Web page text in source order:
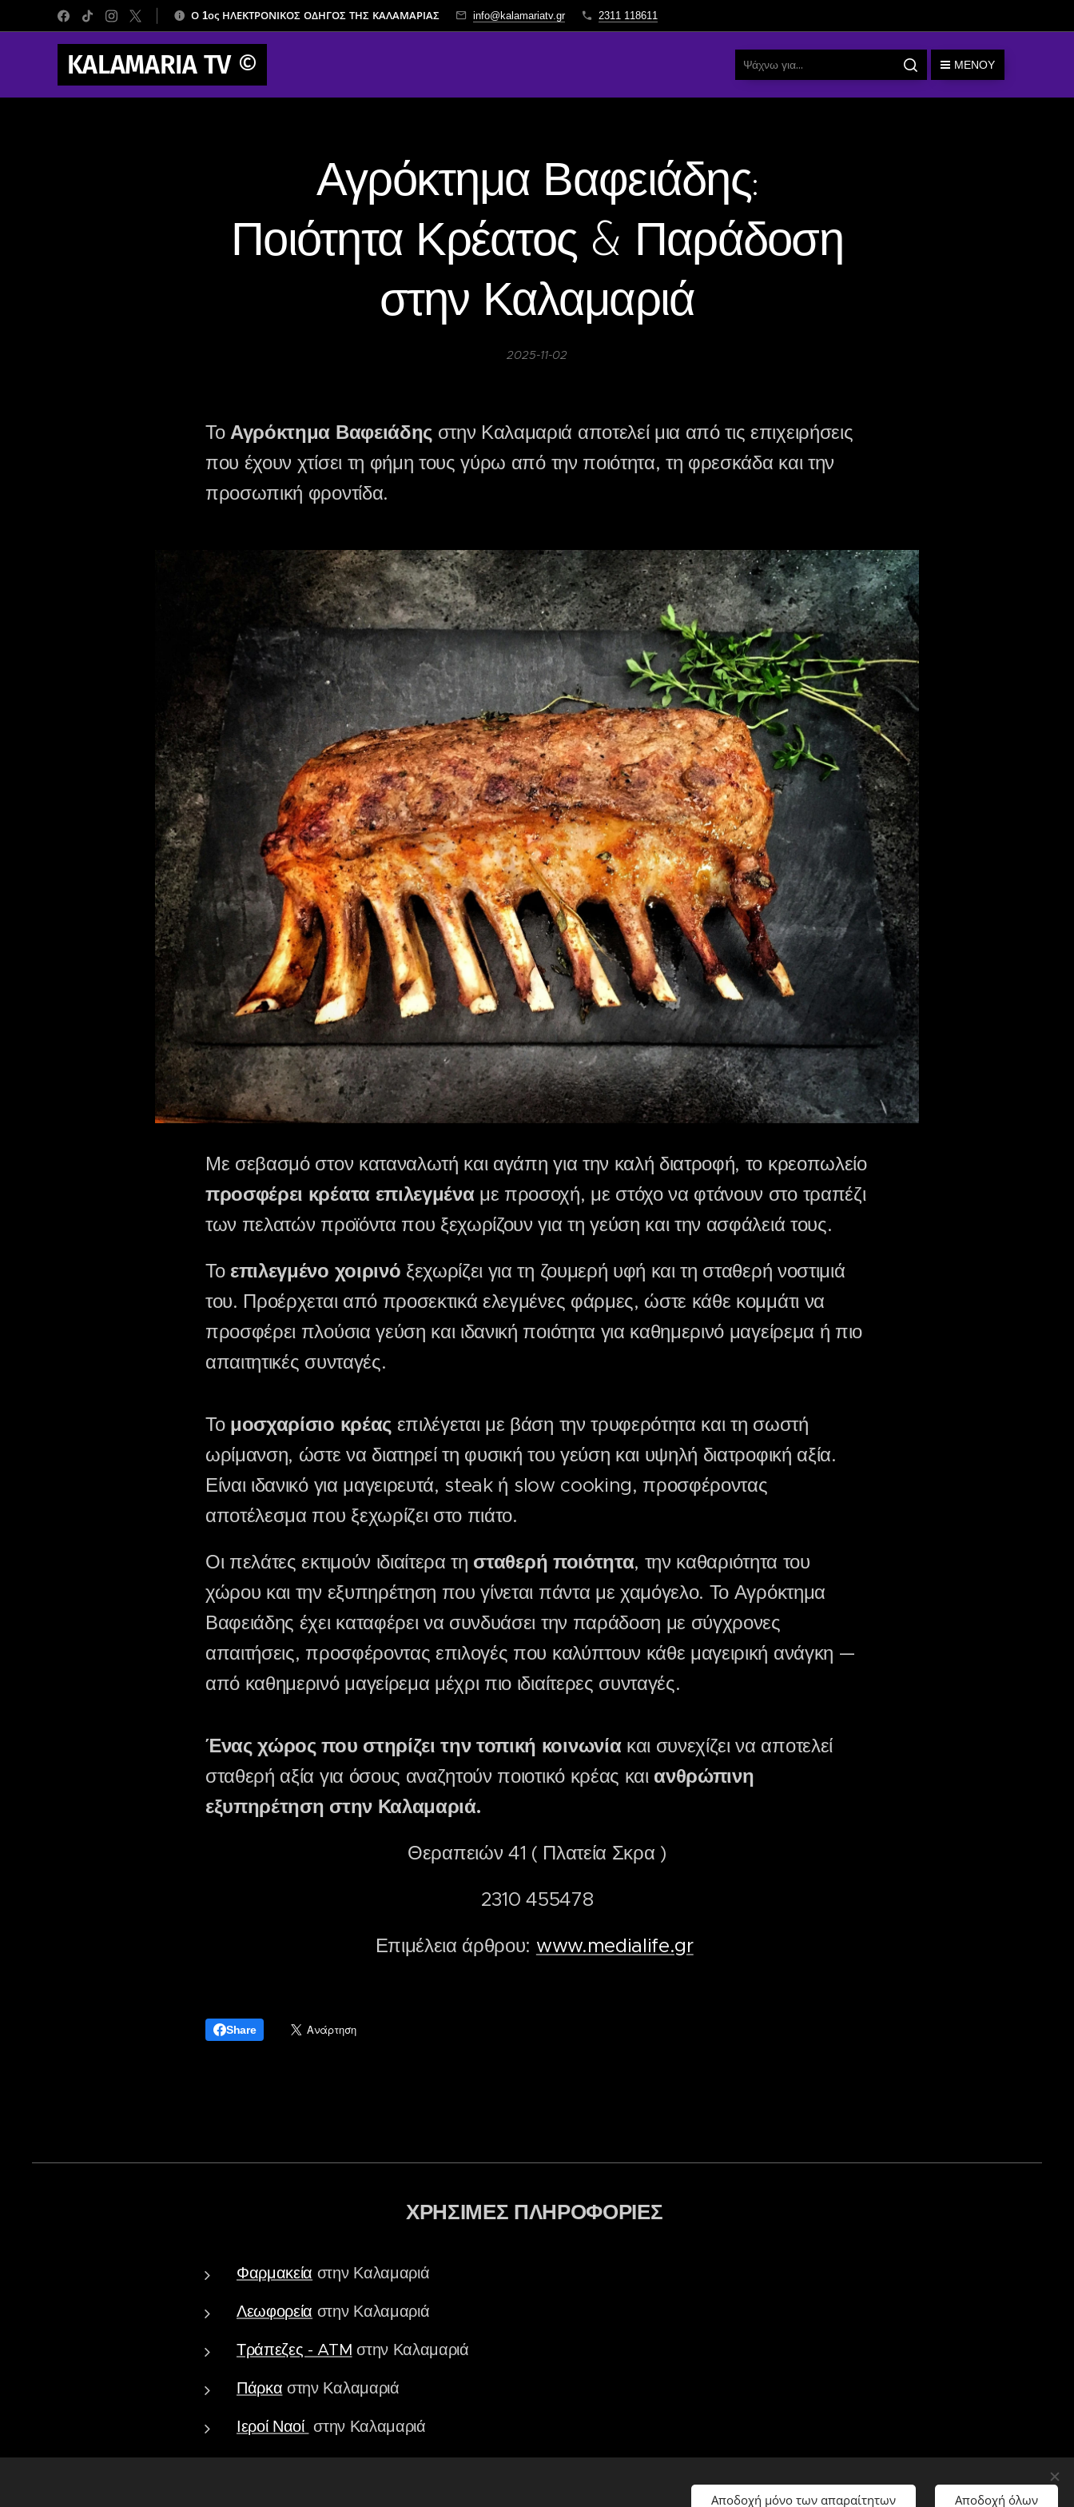
Ο 1ος ΗΛΕΚΤΡΟΝΙΚΟΣ ΟΔΗΓΟΣ ΤΗΣ ΚΑΛΑΜΑΡΙΑΣ info@kalamariatv.gr 2311 118611
KALAMARIA TV© ΜΕΝΟΎ
Αγρόκτημα Βαφειάδης:
Ποιότητα Κρέατος & Παράδοση
στην Καλαμαριά
2025-11-02
ΤοΑγρόκτημα Βαφειάδηςστην Καλαμαριά αποτελεί μια από τις επιχειρήσεις
που έχουν χτίσει τη φήμη τους γύρω από την ποιότητα, τη φρεσκάδα και την
προσωπική φροντίδα.
Με σεβασμό στον καταναλωτή και αγάπη για την καλή διατροφή, το κρεοπωλείο
προσφέρει κρέατα επιλεγμέναμε προσοχή, με στόχο να φτάνουν στο τραπέζι
των πελατών προϊόντα που ξεχωρίζουν για τη γεύση και την ασφάλειά τους.
Το επιλεγμένο χοιρινό ξεχωρίζει για τη ζουμερή υφή και τη σταθερή νοστιμιά
του. Προέρχεται από προσεκτικά ελεγμένες φάρμες, ώστε κάθε κομμάτι να
προσφέρει πλούσια γεύση και ιδανική ποιότητα για καθημερινό μαγείρεμα ή πιο
απαιτητικές συνταγές.
Το μοσχαρίσιο κρέαςεπιλέγεται με βάση την τρυφερότητα και τη σωστή
ωρίμανση, ώστε να διατηρεί τη φυσική του γεύση και υψηλή διατροφική αξία.
Είναι ιδανικό για μαγειρευτά, steak ή slow cooking, προσφέροντας
αποτέλεσμα που ξεχωρίζει στο πιάτο.
Οι πελάτες εκτιμούν ιδιαίτερα τη σταθερή ποιότητα, την καθαριότητα του
χώρου και την εξυπηρέτηση που γίνεται πάντα με χαμόγελο. Το Αγρόκτημα
Βαφειάδης έχει καταφέρει να συνδυάσει την παράδοση με σύγχρονες
απαιτήσεις, προσφέροντας επιλογές που καλύπτουν κάθε μαγειρική ανάγκη —
από καθημερινό μαγείρεμα μέχρι πιο ιδιαίτερες συνταγές.
Ένας χώρος που στηρίζει την τοπική κοινωνίακαι συνεχίζει να αποτελεί
σταθερή αξία για όσους αναζητούν ποιοτικό κρέας και ανθρώπινη
εξυπηρέτηση στην Καλαμαριά.
Θεραπειών 41 ( Πλατεία Σκρα )
2310 455478
Επιμέλεια άρθρου: www.medialife.gr
Share
ΧΡΗΣΙΜΕΣ ΠΛΗΡΟΦΟΡΙΕΣ
Φαρμακεία στην Καλαμαριά
Λεωφορεία στην Καλαμαριά
Τράπεζες - ATM στην Καλαμαριά
Πάρκα στην Καλαμαριά
Ιεροί Ναοί στην Καλαμαριά
Αποδοχή μόνο των απαραίτητων Αποδοχή όλων